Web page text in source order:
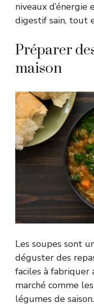
niveaux
digestif sain, tout
Préparer
maison
Les soupes sont
déguster des
faciles à fabriquer
marché comme
légumes de